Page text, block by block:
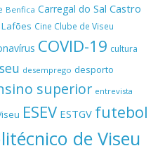
Benfica Carregal do Sal Castro
Lafões Cine Clube de Viseu
COVID-19 cultura
desemprego desporto
superior entrevista
ESEV ESTGV futebol
de Viseu